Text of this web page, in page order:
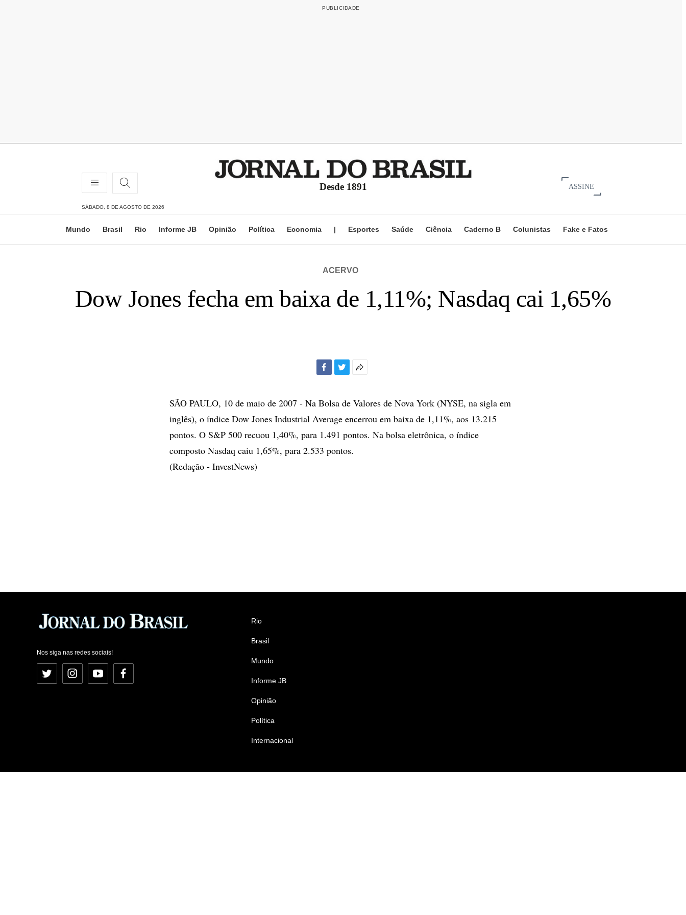
Desde 1891 ASSINE
SÁBADO, 8 DE AGOSTO DE 2026
Mundo Brasil Rio Informe JB Opinião Política Economia | Esportes Saúde Ciência Caderno B Colunistas Fake e Fatos
ACERVO
Dow Jones fecha em baixa de 1,11%; Nasdaq cai 1,65%
compartilhamento
SÃO PAULO, 10 de maio de 2007 - Na Bolsa de Valores de Nova York (NYSE, na sigla em
inglês), o índice Dow Jones Industrial Average encerrou em baixa de 1,11%, aos 13.215
pontos. O S&P 500 recuou 1,40%, para 1.491 pontos. Na bolsa eletrônica, o índice
composto Nasdaq caiu 1,65%, para 2.533 pontos.
(Redação - InvestNews)
Nos siga nas redes sociais!
Twitter InstagramYouTubeFacebook
Rio
Brasil
Mundo
Informe JB
Opinião
Política
Internacional